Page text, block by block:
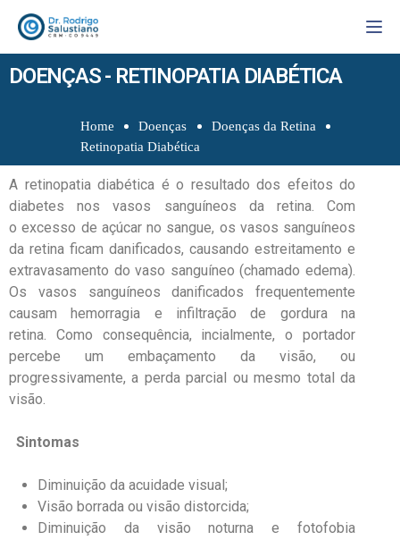
DOENÇAS - RETINOPATIA DIABÉTICA
Home Doenças
Doenças da Retina
Retinopatia Diabética
A retinopatia diabética é o resultado dos efeitos do
diabetes nos vasos sanguíneos da retina. Com
o excesso de açúcar no sangue, os vasos sanguíneos
da retina ficam danificados, causando estreitamento e
extravasamento do vaso sanguíneo (chamado edema).
Os vasos sanguíneos danificados frequentemente
causam hemorragia e infiltração de gordura na
retina. Como consequência, incialmente, o portador
percebe um embaçamento da visão, ou
progressivamente, a perda parcial ou mesmo total da
visão.
Sintomas
Diminuição da acuidade visual;
Visão borrada ou visão distorcida;
Diminuição da visão noturna e fotofobia